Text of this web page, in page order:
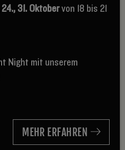
24., 31. Oktobervon 18 bis 21
Night mit unserem
MEHR ERFAHREN